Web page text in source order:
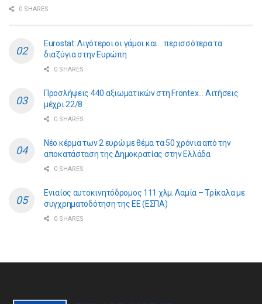
0 SHARES
Eurostat: Λιγότεροι οι γάμοι και… περισσότερα τα
διαζύγια στην Ευρώπη
0 SHARES
Προσλήψεις 440 αξιωματικών στη Frontex… Αιτήσεις
μέχρι 22/8
0 SHARES
Νέο κέρμα των 2 ευρώ με θέμα τα 50 χρόνια από την
αποκατάσταση της Δημοκρατίας στην Ελλάδα
0 SHARES
Ενιαίος αυτοκινητόδρομος 111 χλμ. Λαμία – Τρίκαλα με
συγχρηματοδότηση της ΕE (ΕΣΠΑ)
0 SHARES